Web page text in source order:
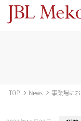
TOP News 事業場に